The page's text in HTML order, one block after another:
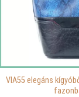
VIA55 elegáns